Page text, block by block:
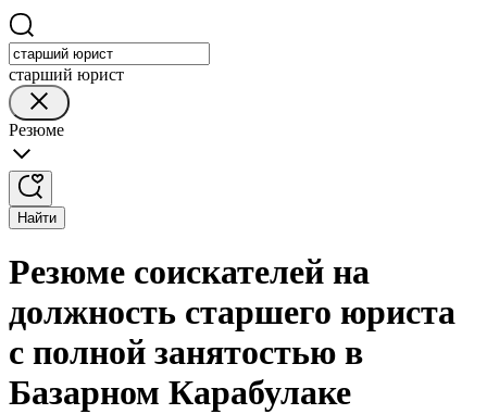
старший юрист
Резюме
Найти
Резюме соискателей на
должность старшего юриста
с полной занятостью в
Базарном Карабулаке